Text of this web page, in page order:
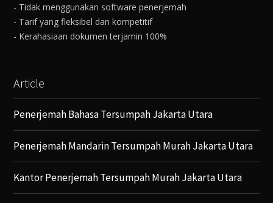
- Tidak menggunakan software penerjemah
- Tarif yang fleksibel dan kompetitif
- Kerahasiaan dokumen terjamin 100%
Article
Penerjemah Bahasa Tersumpah Jakarta Utara
Penerjemah Mandarin Tersumpah Murah Jakarta Utara
Kantor Penerjemah Tersumpah Murah Jakarta Utara